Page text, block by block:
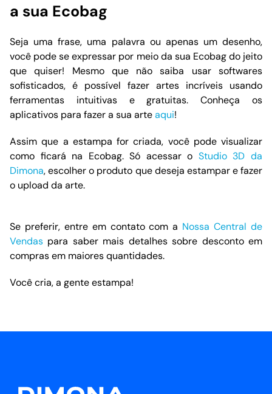
a sua Ecobag
Seja uma frase, uma palavra ou apenas um desenho,
você pode se expressar por meio da sua Ecobag do jeito
que quiser! Mesmo que não saiba usar softwares
sofisticados, é possível fazer artes incríveis usando
ferramentas intuitivas e gratuitas. Conheça os
aplicativos para fazer a sua arteaqui!
Assim que a estampa for criada, você pode visualizar
como ficará na Ecobag. Só acessar o Studio 3D da
Dimona, escolher o produto que deseja estampar e fazer
o upload da arte.
Se preferir, entre em contato com a Nossa Central de
Vendas para saber mais detalhes sobre desconto em
compras em maiores quantidades.
Você cria, a gente estampa!